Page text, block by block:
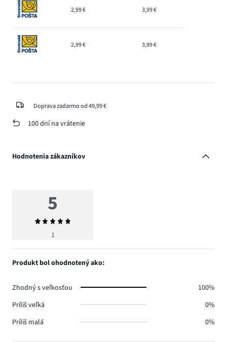
2,99 € 3,99 €
2,99 € 3,99 €
Doprava zadarmo od 49,99 €
100 dní na vrátenie
Hodnotenia zákazníkov
5
Priemerné
hodnotenie
1
Produkt bol ohodnotený ako:
Zhodný s veľkosťou
100%
Príliš veľká
0%
Príliš malá
0%